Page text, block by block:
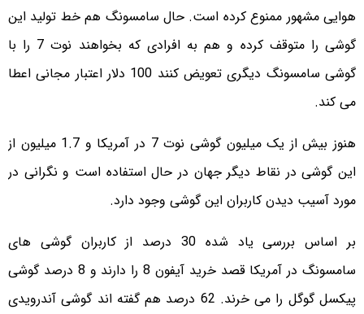
هوایی مشهور ممنوع کرده است. حال سامسونگ هم خط تولید این
گوشی را متوقف کرده و هم به افرادی که بخواهند نوت 7 را با
گوشی سامسونگ دیگری تعویض کنند 100 دلار اعتبار مجانی اعطا
می کند.
هنوز بیش از یک میلیون گوشی نوت 7 در آمریکا و 1.7 میلیون از
این گوشی در نقاط دیگر جهان در حال استفاده است و نگرانی در
مورد آسیب دیدن کاربران این گوشی وجود دارد.
بر اساس بررسی یاد شده 30 درصد از کاربران گوشی های
سامسونگ در آمریکا قصد خرید آیفون 8 را دارند و 8 درصد گوشی
پیکسل گوگل را می خرند. 62 درصد هم گفته اند گوشی آندرویدی